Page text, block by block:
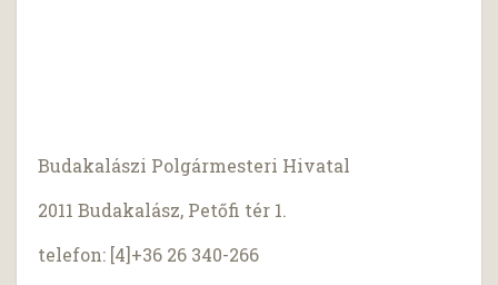
Budakalászi Polgármesteri Hivatal
2011 Budakalász, Petőfi tér 1.
telefon: [4]+36 26 340-266